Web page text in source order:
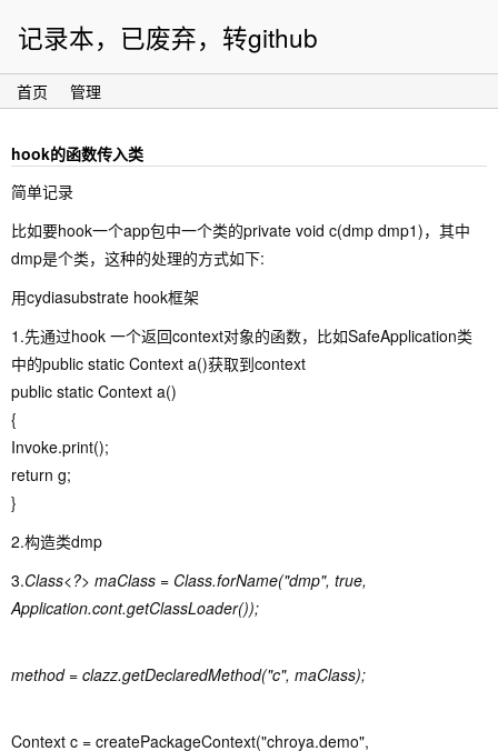
记录本，已废弃，转github
首页 管理
hook的函数传入类
简单记录
比如要hook一个app包中一个类的private void c(dmp dmp1)，其中
dmp是个类，这种的处理的方式如下:
用cydiasubstrate hook框架
1.先通过hook 一个返回context对象的函数，比如SafeApplication类
中的public static Context a()获取到context
public static Context a()
{
Invoke.print();
return g;
}
2.构造类dmp
3.Class<?> maClass = Class.forName("dmp", true,
Application.cont.getClassLoader());
method = clazz.getDeclaredMethod("c", maClass);
Context c = createPackageContext("chroya.demo",